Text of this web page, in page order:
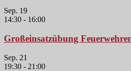
Sep. 19
14:30 - 16:00
Großeinsatzübung
Sep. 21
19:30 - 21:00